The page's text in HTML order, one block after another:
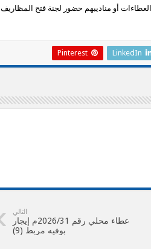
أو مناديبهم حضور لجنة فتح المظاريف
LinkedIn
Pinterest
التالي
عطاء محلي رقم 2026/31م إيجار
بوفيه مربط (9)